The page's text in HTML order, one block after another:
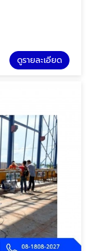
ดูรายละเอียด